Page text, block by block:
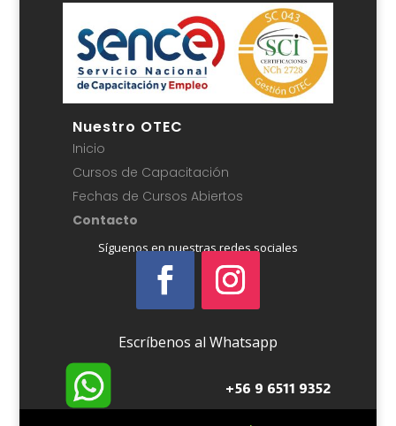
Nuestro OTEC
Inicio
Cursos de Capacitación
Fechas de Cursos Abiertos
Contacto
Síguenos en nuestras redes sociales
Escríbenos al Whatsapp
+56 9 6511 9352